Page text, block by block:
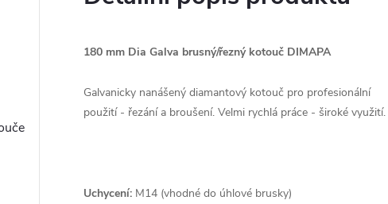
180 mm Dia Galva brusný/řezný kotouč DIMAPA
Galvanicky nanášený diamantový kotouč pro profesionální
použití - řezání a broušení. Velmi rychlá práce - široké využití.
Uchycení: M14 (vhodné do úhlové brusky)